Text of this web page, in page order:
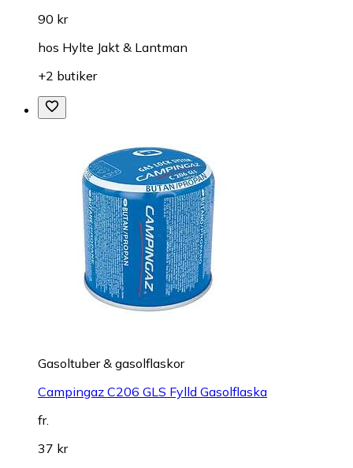
90 kr
hos Hylte Jakt & Lantman
+2 butiker
Gasoltuber & gasolflaskor
Campingaz C206 GLS Fylld Gasolflaska
fr.
37 kr